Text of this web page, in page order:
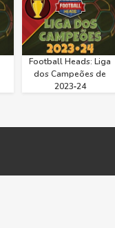
Football Heads: Liga
dos Campeões de
2023‑24